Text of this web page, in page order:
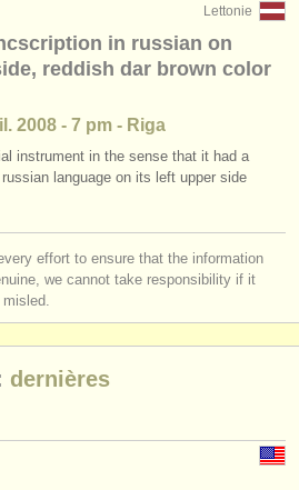
Lettonie
in russian on
reddish dar brown color
2008 - 7 pm - Riga
instrument in the sense that it had a
language on its left upper side
effort to ensure that the information
we cannot take responsibility if it
dernières